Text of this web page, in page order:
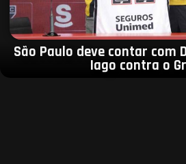
São Paulo deve contar com
Iago contra o